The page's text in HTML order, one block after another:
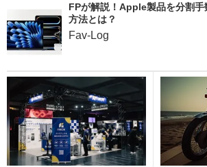
FPが解説！Apple製品を分割手
方法とは？
Fav-Log